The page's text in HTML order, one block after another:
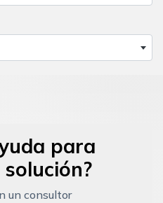
para
un consultor